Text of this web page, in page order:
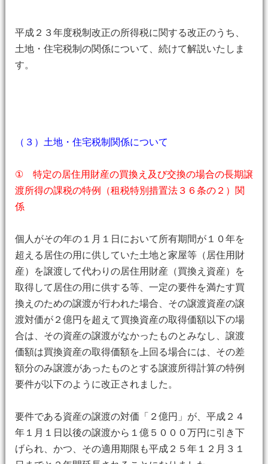
平成２３年度税制改正の所得税に関する改正のうち、
土地・住宅税制の関係について、続けて解説いたしま
す。
（３）土地・住宅税制関係について
① 特定の居住用財産の買換え及び交換の場合の長期譲
渡所得の課税の特例（租税特別措置法３６条の２）関
係
個人がその年の１月１日において所有期間が１０年を
超える居住の用に供していた土地と家屋等（居住用財
産）を譲渡して代わりの居住用財産（買換え資産）を
取得して居住の用に供する等、一定の要件を満たす買
換えのための譲渡が行われた場合、その譲渡資産の譲
渡対価が２億円を超えて買換資産の取得価額以下の場
合は、その資産の譲渡がなかったものとみなし、譲渡
価額は買換資産の取得価額を上回る場合には、その差
額分のみ譲渡があったものとする譲渡所得計算の特例
要件が以下のように改正されました。
要件である資産の譲渡の対価「２億円」が、平成２４
年１月１日以後の譲渡から１億５０００万円に引き下
げられ、かつ、その適用期限も平成２５年１２月３１